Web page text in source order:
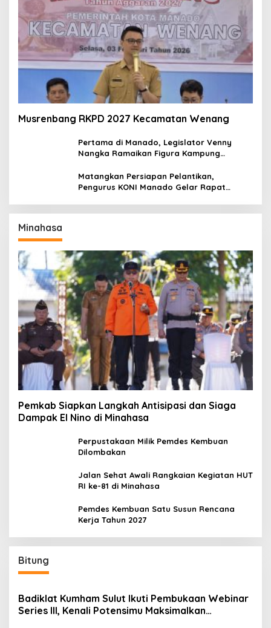
Musrenbang RKPD 2027 Kecamatan Wenang
Pertama di Manado, Legislator Venny
Nangka Ramaikan Figura Kampung
Matangkan Persiapan Pelantikan,
Pengurus KONI Manado Gelar Rapat
Minahasa
Pemkab Siapkan Langkah Antisipasi dan Siaga
Dampak El Nino di Minahasa
Perpustakaan Milik Pemdes Kembuan
Dilombakan
Jalan Sehat Awali Rangkaian Kegiatan HUT
RI ke-81 di Minahasa
Pemdes Kembuan Satu Susun Rencana
Kerja Tahun 2027
Bitung
Badiklat Kumham Sulut Ikuti Pembukaan Webinar
Series III, Kenali Potensimu Maksimalkan